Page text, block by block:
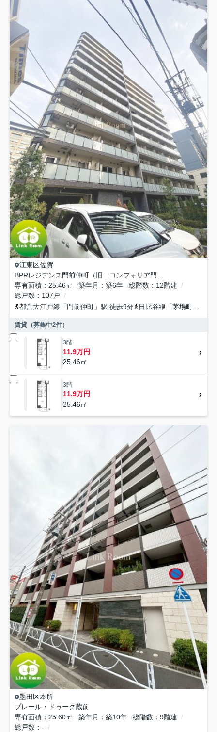
江東区佐賀
専有面積
25.46㎡ 築年月 築6年 総階数
12階建
総戸数
107戸
都営大江戸線 「 門前仲町 」駅 徒歩9分 日比谷線 「茅場町
賃貸（募集中2件）
3階
11.9万円
25.46㎡
3階
11.9万円
25.46㎡
墨田区本所
プレール・ドゥーク蔵前
専有面積
25.60㎡ 築年月 築10年 総階数
9階建
総戸数
-